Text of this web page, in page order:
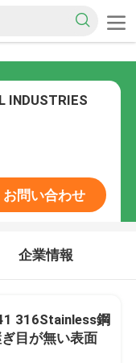
INDUSTRIES
お問い合わせ
企業情報
316Stainless鋼
目が無い表面